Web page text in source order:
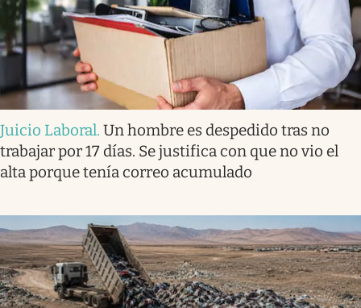
Juicio Laboral. Un hombre es despedido tras no
trabajar por 17 días. Se justifica con que no vio el
alta porque tenía correo acumulado